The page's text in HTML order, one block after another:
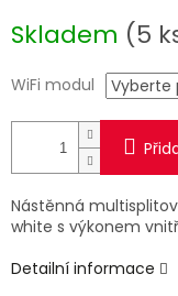
cena:
Skladem (5
WiFi modul
Nástěnná
white s výkonem
Detailní informace